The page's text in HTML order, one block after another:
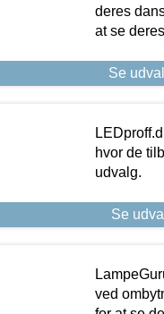
deres
at se
Se
hvor de
udvalg.
Se
ved